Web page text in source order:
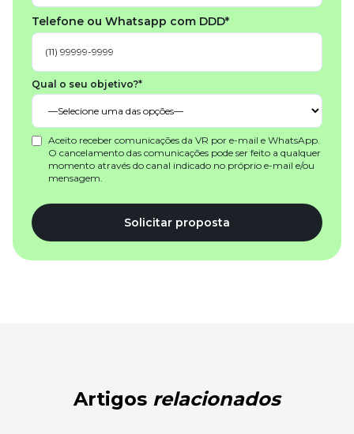
Telefone ou Whatsapp com DDD*
Qual o seu objetivo?*
Aceito receber comunicações da VR por e-mail e WhatsApp.
O cancelamento das comunicações pode ser feito a qualquer
momento através do canal indicado no próprio e-mail e/ou
mensagem.
Solicitar proposta
Artigos relacionados